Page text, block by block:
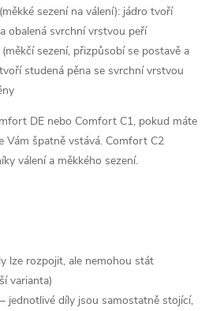
sezení na válení): jádro tvoří
obalená svrchní vrstvou peří
sezení, přizpůsobí se postavě a
studená pěna se svrchní vrstvou
DE nebo Comfort C1, pokud máte
Vám špatně vstává. Comfort C2
válení a měkkého sezení.
lze rozpojit, ale nemohou stát
varianta)
jednotlivé díly jsou samostatně stojící,